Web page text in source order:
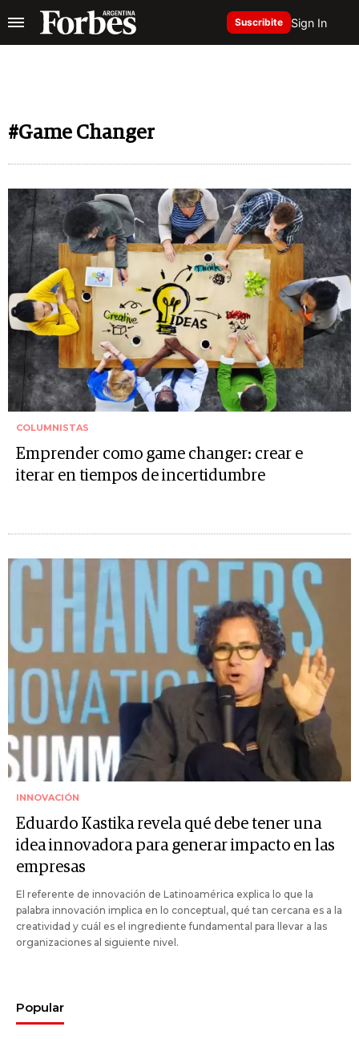
Suscribite Sign In
#Game Changer
COLUMNISTAS
Emprender como game changer: crear e
iterar en tiempos de incertidumbre
INNOVACIÓN
Eduardo Kastika revela qué debe tener una
idea innovadora para generar impacto en las
empresas
El referente de innovación de Latinoamérica explica lo que la
palabra innovación implica en lo conceptual, qué tan cercana es a la
creatividad y cuál es el ingrediente fundamental para llevar a las
organizaciones al siguiente nivel.
Popular